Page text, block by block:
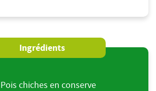
Ingrédients
chiches en conserve